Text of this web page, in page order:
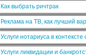
Как выбрать ричтрак
Реклама на ТВ, как лучший
Услуги нотариуса в
Услуги ликвидации и